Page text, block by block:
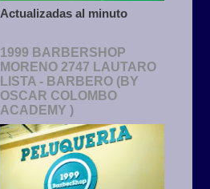
Actualizadas al minuto
1999 BARBERSHOP
MORENO 2747 LAUTARO
LISTA - BARBERO (BY
OSCAR COLOMBO
ACADEMY )